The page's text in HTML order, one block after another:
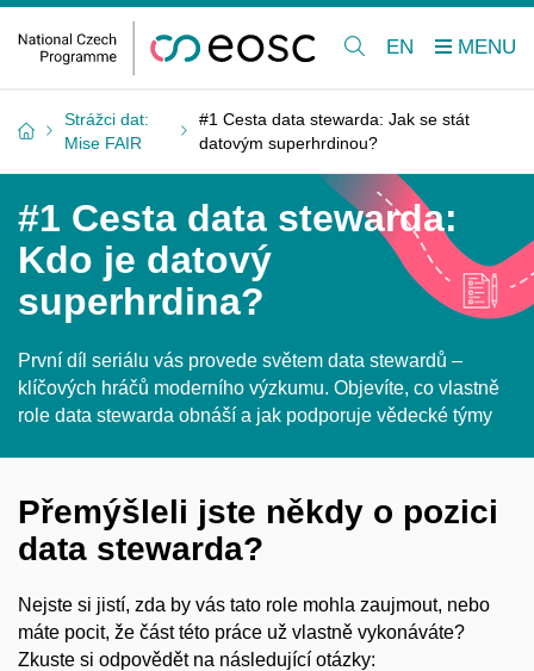
EN
Strážci dat:
Mise FAIR
#1 Cesta data stewarda: Jak se stát
datovým superhrdinou?
#1 Cesta data stewarda:
Kdo je datový
superhrdina?
První díl seriálu vás provede světem data stewardů –
klíčových hráčů moderního výzkumu. Objevíte, co vlastně
role data stewarda obnáší a jak podporuje vědecké týmy
Přemýšleli jste někdy o pozici
data stewarda?
Nejste si jistí, zda by vás tato role mohla zaujmout, nebo
máte pocit, že část této práce už vlastně vykonáváte?
Zkuste si odpovědět na následující otázky: